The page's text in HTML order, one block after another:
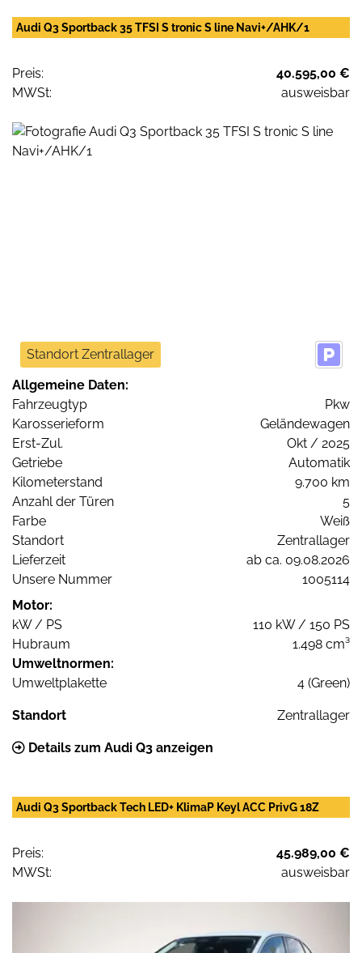
Audi Q3 Sportback 35 TFSI S tronic S line Navi+/AHK/1
Preis:
40.595,00 €
MWSt:
ausweisbar
Standort Zentrallager
Allgemeine Daten:
Fahrzeugtyp
Pkw
Karosserieform
Geländewagen
Erst-Zul.
Okt / 2025
Getriebe
Automatik
Kilometerstand
9.700 km
Anzahl der Türen
5
Farbe
Weiß
Standort
Zentrallager
Lieferzeit
ab ca. 09.08.2026
Unsere Nummer
1005114
Motor:
kW / PS
110 kW / 150 PS
Hubraum
1.498 cm³
Umweltnormen:
Umweltplakette
4 (Green)
Standort Zentrallager
Details zum Audi Q3 anzeigen
Audi Q3 Sportback Tech LED+ KlimaP Keyl ACC PrivG 18Z
Preis:
45.989,00 €
MWSt:
ausweisbar